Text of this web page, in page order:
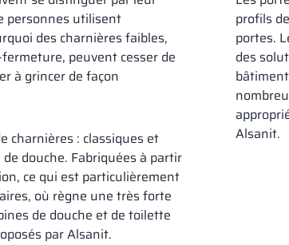
personnes utilisent
des charnières faibles,
peuvent cesser de
à grincer de façon
charnières : classiques et
douche. Fabriquées à partir
ce qui est particulièrement
où règne une très forte
de douche et de toilette
par Alsanit.
profils
portes.
des
Alsanit.